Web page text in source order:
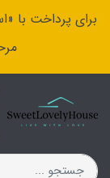
برای پرداخت با